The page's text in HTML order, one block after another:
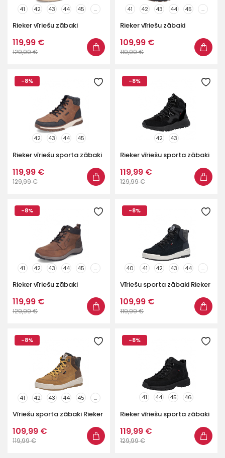
41 42 43 44 45 ...
Rieker vīriešu zābaki
119,99 €
129,99 €
41 42 43 44 45 ...
Rieker vīriešu zābaki
109,99 €
119,99 €
-8%
42 43 44 45
Rieker vīriešu sporta zābaki
119,99 €
129,99 €
-8%
42 43
Rieker vīriešu sporta zābaki
119,99 €
129,99 €
-8%
41 42 43 44 45 ...
Rieker vīriešu zābaki
119,99 €
129,99 €
-8%
40 41 42 43 44 ...
Vīriešu sporta zābaki Rieker
109,99 €
119,99 €
-8%
41 42 43 44 45 ...
Vīriešu sporta zābaki Rieker
109,99 €
119,99 €
-8%
41 44 45 46
Rieker vīriešu sporta zābaki
119,99 €
129,99 €